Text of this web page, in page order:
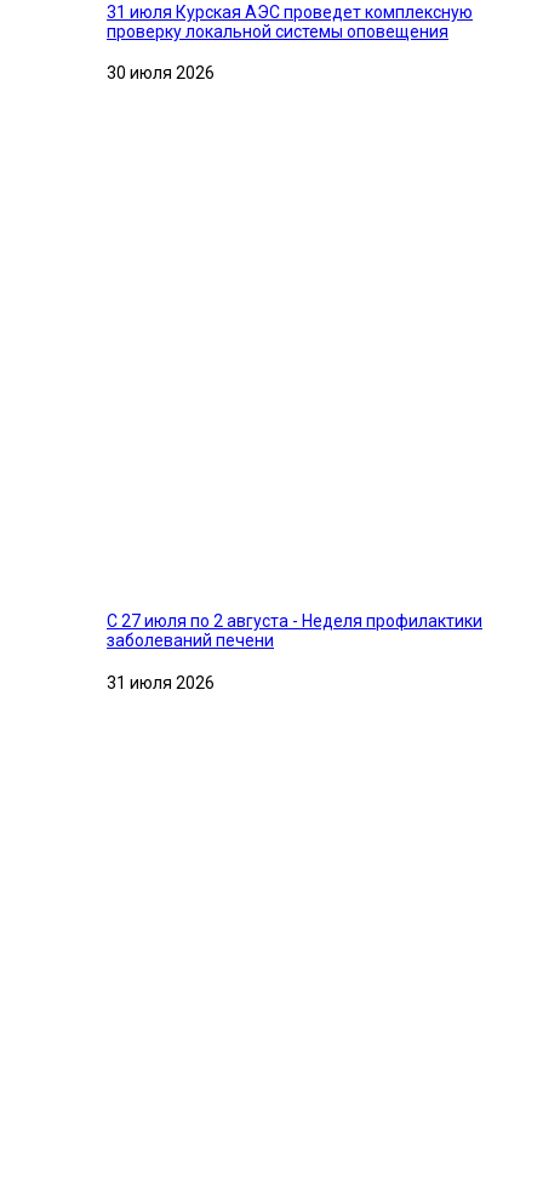
31 июля Курская АЭС проведет комплексную
проверку локальной системы оповещения
30 июля 2026
С 27 июля по 2 августа - Неделя профилактики
заболеваний печени
31 июля 2026